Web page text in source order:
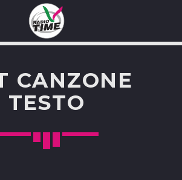
NEL SITO WEB:
CANZONE
TESTO